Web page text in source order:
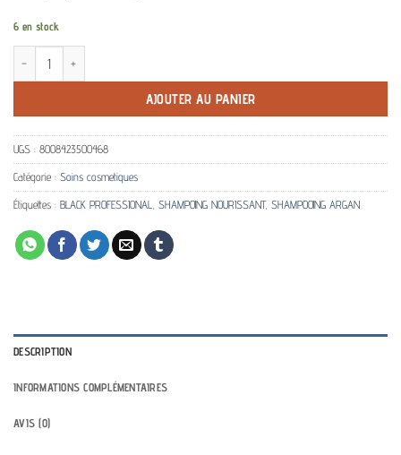
6 en stock
quantité de Shampooing nourrissant Black Professional à l’Huile d’argan 250ml
AJOUTER AU PANIER
UGS : 8008423500468
Catégorie : Soins cosmetiques
Étiquettes : BLACK PROFESSIONAL SHAMPOING NOURISSANT, SHAMPOOING ARGAN
DESCRIPTION
INFORMATIONS COMPLÉMENTAIRES
AVIS (0)